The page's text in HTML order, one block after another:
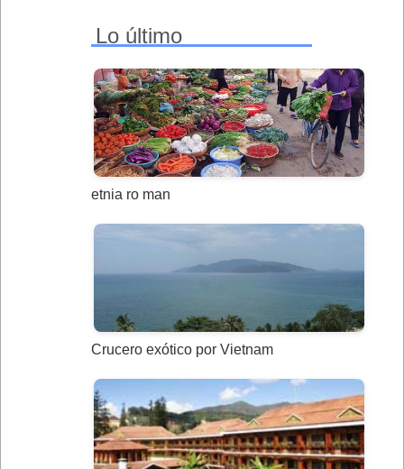
Lo último
etnia ro man
Crucero exótico por Vietnam